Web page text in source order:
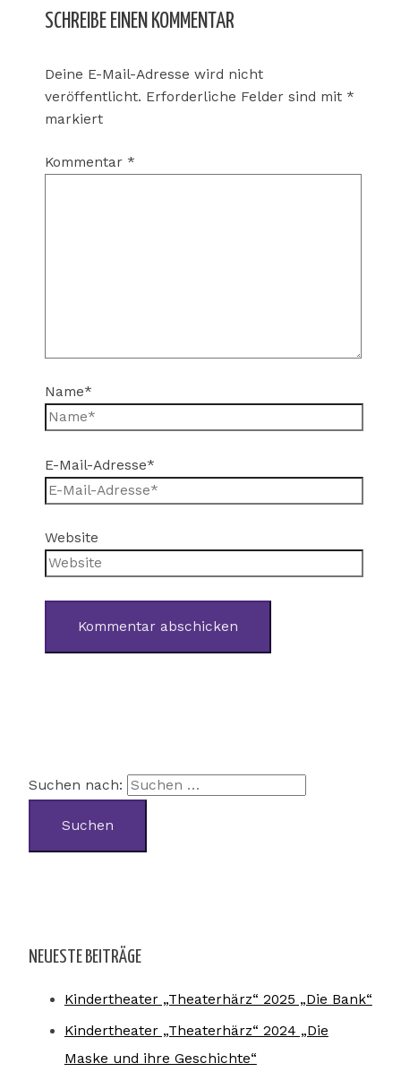
SCHREIBE EINEN KOMMENTAR
Deine E-Mail-Adresse wird nicht
veröffentlicht. Erforderliche Felder sind mit *
markiert
Kommentar *
Name*
E-Mail-Adresse*
Website
Suchen nach:
NEUESTE BEITRÄGE
Kindertheater „Theaterhärz“ 2025 „Die Bank“
Kindertheater „Theaterhärz“ 2024 „Die
Maske und ihre Geschichte“